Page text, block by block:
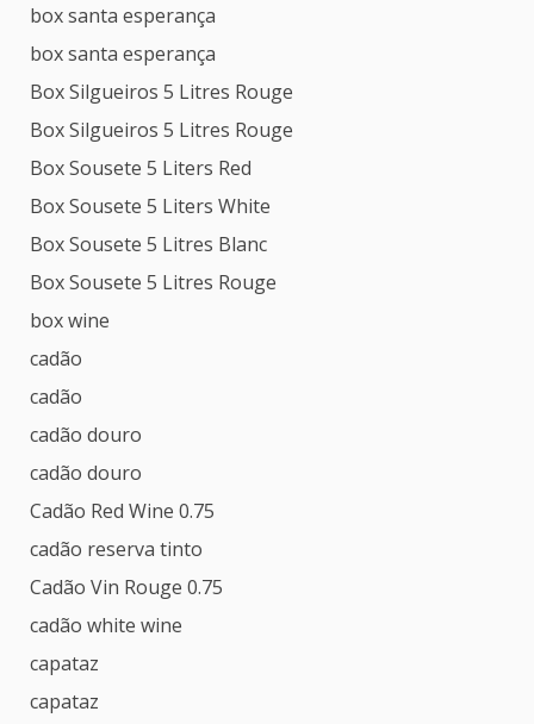
box santa esperança
box santa esperança
Box Silgueiros 5 Litres Rouge
Box Silgueiros 5 Litres Rouge
Box Sousete 5 Liters Red
Box Sousete 5 Liters White
Box Sousete 5 Litres Blanc
Box Sousete 5 Litres Rouge
box wine
cadão
cadão
cadão douro
cadão douro
Cadão Red Wine 0.75
cadão reserva tinto
Cadão Vin Rouge 0.75
cadão white wine
capataz
capataz